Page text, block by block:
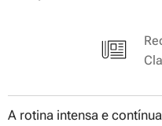
A rotina intensa e